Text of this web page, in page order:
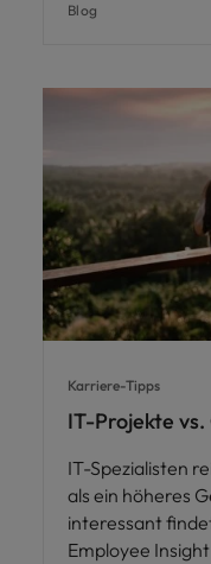
Blog
Karriere-Tipps
IT-Projekte
IT-Spezialisten
als ein höheres
interessant
Employee